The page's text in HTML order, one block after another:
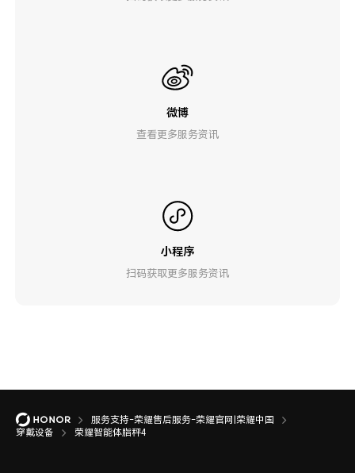
微博
查看更多服务资讯
小程序
扫码获取更多服务资讯
服务支持-荣耀售后服务-荣耀官网|荣耀中国
穿戴设备
荣耀智能体脂秤4